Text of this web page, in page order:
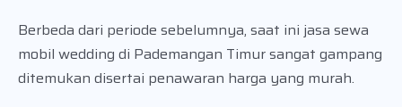
Berbeda dari periode sebelumnya, saat ini jasa sewa
mobil wedding di Pademangan Timur sangat gampang
ditemukan disertai penawaran harga yang murah.